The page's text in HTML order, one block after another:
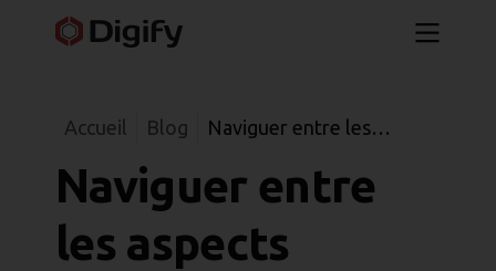
Accueil Blog
Naviguer entre les
conformité et de fixation
Naviguer entre
les aspects